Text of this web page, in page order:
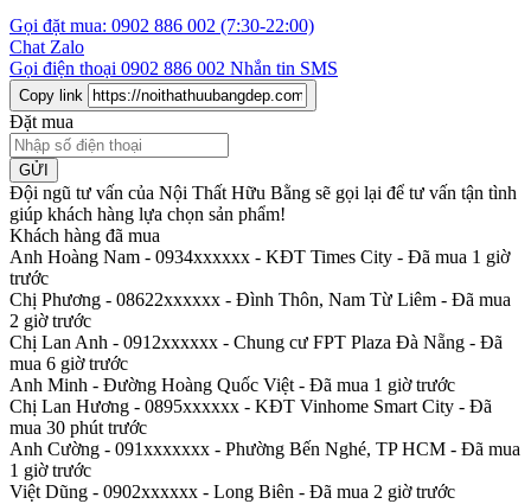
Gọi đặt mua: 0902 886 002 (7:30-22:00)
Chat Zalo
Gọi điện thoại 0902 886 002 Nhắn tin SMS
Copy link
Đặt mua
GỬI
Đội ngũ tư vấn của Nội Thất Hữu Bằng sẽ gọi lại để tư vấn tận tình
giúp khách hàng lựa chọn sản phẩm!
Khách hàng đã mua
Anh Hoàng Nam - 0934xxxxxx - KĐT Times City - Đã mua 1 giờ
trước
Chị Phương - 08622xxxxxx - Đình Thôn, Nam Từ Liêm - Đã mua
2 giờ trước
Chị Lan Anh - 0912xxxxxx - Chung cư FPT Plaza Đà Nẵng - Đã
mua 6 giờ trước
Anh Minh - Đường Hoàng Quốc Việt - Đã mua 1 giờ trước
Chị Lan Hương - 0895xxxxxx - KĐT Vinhome Smart City - Đã
mua 30 phút trước
Anh Cường - 091xxxxxxx - Phường Bến Nghé, TP HCM - Đã mua
1 giờ trước
Việt Dũng - 0902xxxxxx - Long Biên - Đã mua 2 giờ trước